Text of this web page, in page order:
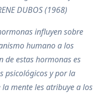
DUBOS (1968)
influyen sobre
humano a los
de estas hormonas es
psicológicos y por la
mente les atribuye a los